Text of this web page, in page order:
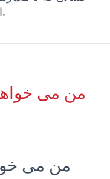
ارائه می دهد.
من می
من می